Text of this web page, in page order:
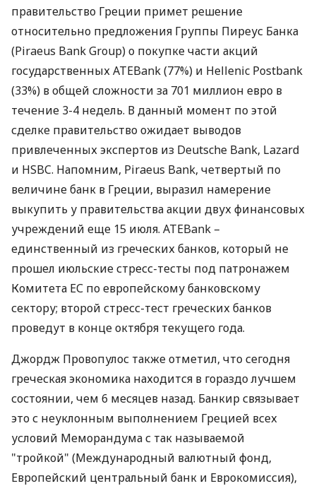
правительство Греции примет решение
относительно предложения Группы Пиреус Банка
(Piraeus Bank Group) о покупке части акций
государственных ATEBank (77%) и Hellenic Postbank
(33%) в общей сложности за 701 миллион евро в
течение 3-4 недель. В данный момент по этой
сделке правительство ожидает выводов
привлеченных экспертов из Deutsche Bank, Lazard
и HSBC. Напомним, Piraeus Bank, четвертый по
величине банк в Греции, выразил намерение
выкупить у правительства акции двух финансовых
учреждений еще 15 июля. ATEBank –
единственный из греческих банков, который не
прошел июльские стресс-тесты под патронажем
Комитета ЕС по европейскому банковскому
сектору; второй стресс-тест греческих банков
проведут в конце октября текущего года.
Джордж Провопулос также отметил, что сегодня
греческая экономика находится в гораздо лучшем
состоянии, чем 6 месяцев назад. Банкир связывает
это с неуклонным выполнением Грецией всех
условий Меморандума с так называемой
"тройкой" (Международный валютный фонд,
Европейский центральный банк и Еврокомиссия),